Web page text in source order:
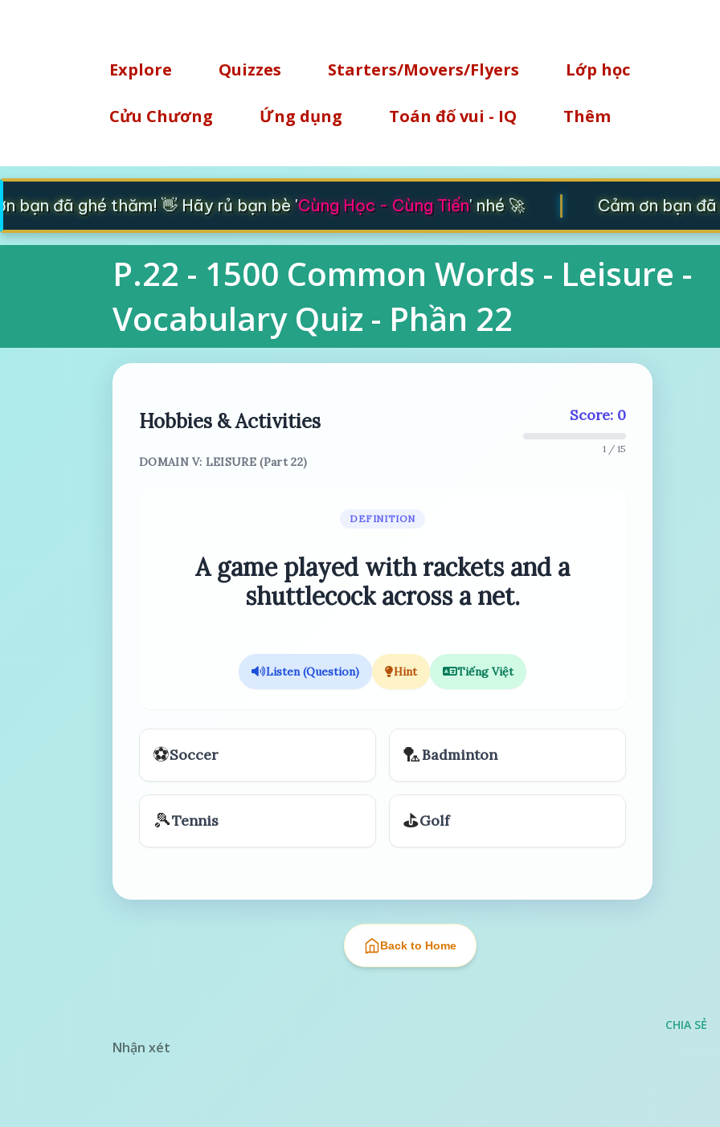
Explore
Quizzes Starters/Movers/Flyers Lớp học
Cửu Chương Ứng dụng Toán đố vui - IQ Thêm
bạn đã ghé thăm! 👋 Hãy rủ bạn bè 'Cùng Học - Cùng Tiến' nhé 🚀 Cảm ơn bạn đã
P.22 - 1500 Common Words - Leisure -
Vocabulary Quiz - Phần 22
Hobbies & Activities
DOMAIN V: LEISURE (Part 22)
Score: 0
1 / 15
DEFINITION
A game played with rackets and a
shuttlecock across a net.
Listen (Question) Hint Tiếng Việt
⚽Soccer 🏸Badminton
🎾Tennis ⛳Golf
Back to Home
CHIA SẺ
Nhận xét